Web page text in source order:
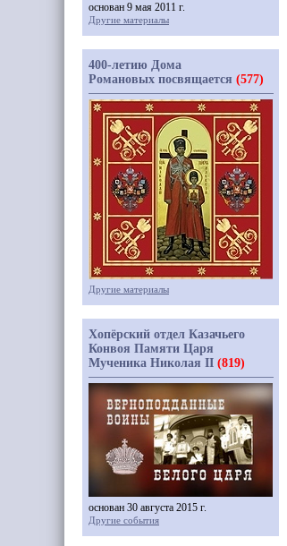
основан 9 мая 2011 г.
Другие материалы
400-летию Дома
Романовых посвящается (577)
Другие материалы
Хопёрский отдел Казачьего
Конвоя Памяти Царя
Мученика Николая II (819)
основан 30 августа 2015 г.
Другие события